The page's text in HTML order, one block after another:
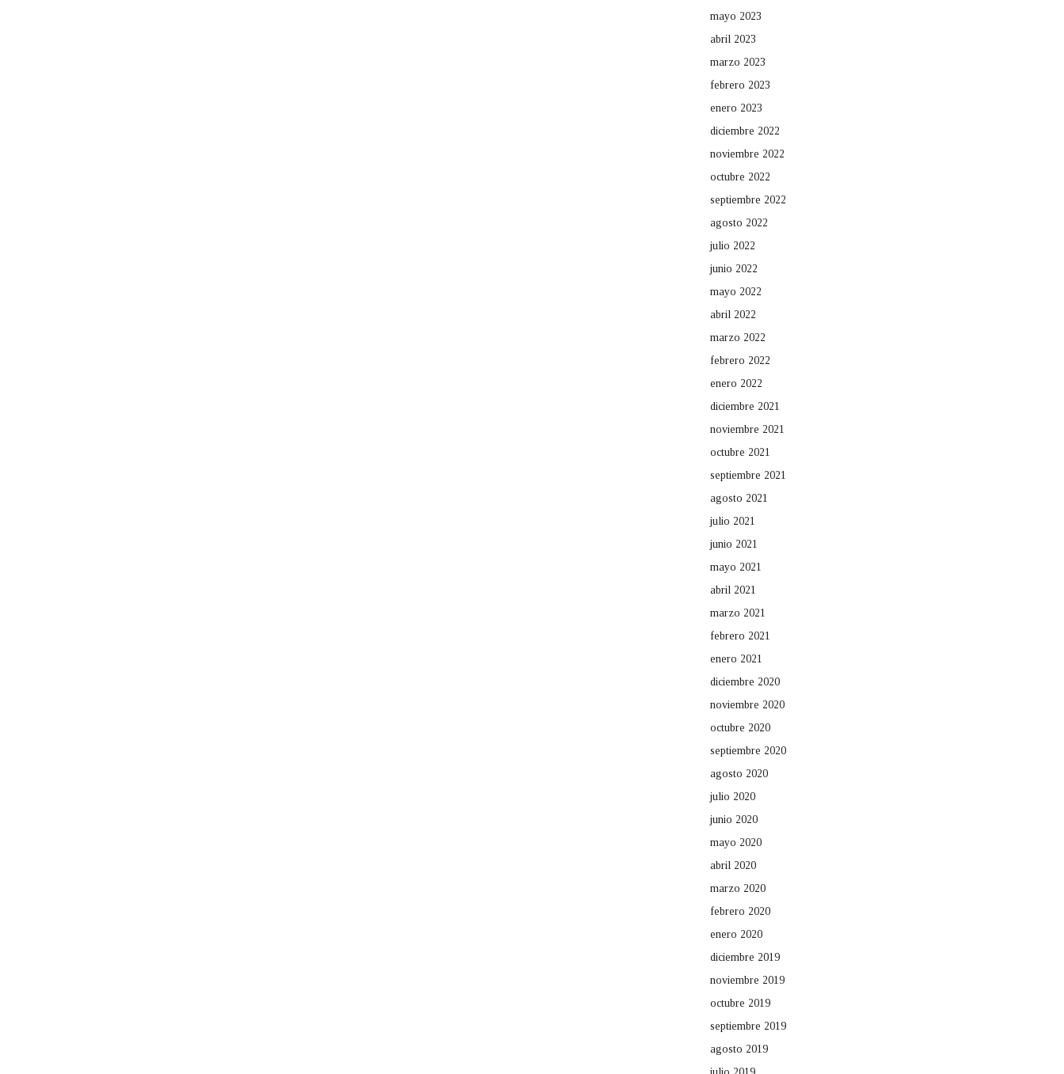
mayo 2023
abril 2023
marzo 2023
febrero 2023
enero 2023
diciembre 2022
noviembre 2022
octubre 2022
septiembre 2022
agosto 2022
julio 2022
junio 2022
mayo 2022
abril 2022
marzo 2022
febrero 2022
enero 2022
diciembre 2021
noviembre 2021
octubre 2021
septiembre 2021
agosto 2021
julio 2021
junio 2021
mayo 2021
abril 2021
marzo 2021
febrero 2021
enero 2021
diciembre 2020
noviembre 2020
octubre 2020
septiembre 2020
agosto 2020
julio 2020
junio 2020
mayo 2020
abril 2020
marzo 2020
febrero 2020
enero 2020
diciembre 2019
noviembre 2019
octubre 2019
septiembre 2019
agosto 2019